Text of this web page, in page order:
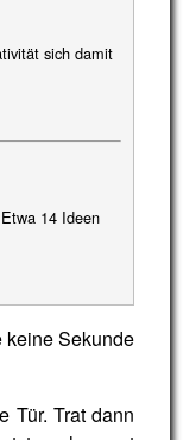
sich damit
14 Ideen
keine Sekunde
Tür. Trat dann